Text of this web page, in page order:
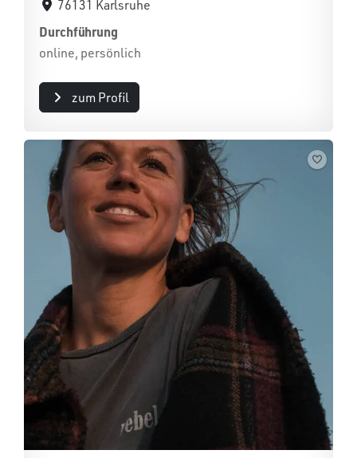
76131 Karlsruhe
Durchführung
online, persönlich
zum Profil